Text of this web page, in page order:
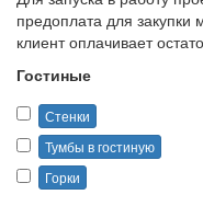
предоплата для закупки
клиент оплачивает
Гостиные
Стенки
Тумбы в гостиную
Горки